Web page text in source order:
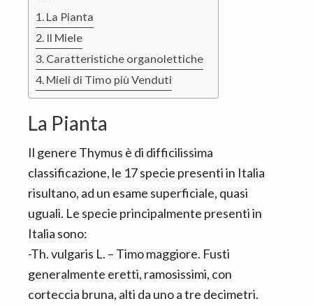
La Pianta
Il Miele
Caratteristiche organolettiche
Mieli di Timo più Venduti
La Pianta
Il genere Thymus è di difficilissima
classificazione, le 17 specie presenti in Italia
risultano, ad un esame superficiale, quasi
uguali. Le specie principalmente presenti in
Italia sono:
-Th. vulgaris L. – Timo maggiore. Fusti
generalmente eretti, ramosissimi, con
corteccia bruna, alti da uno a tre decimetri.